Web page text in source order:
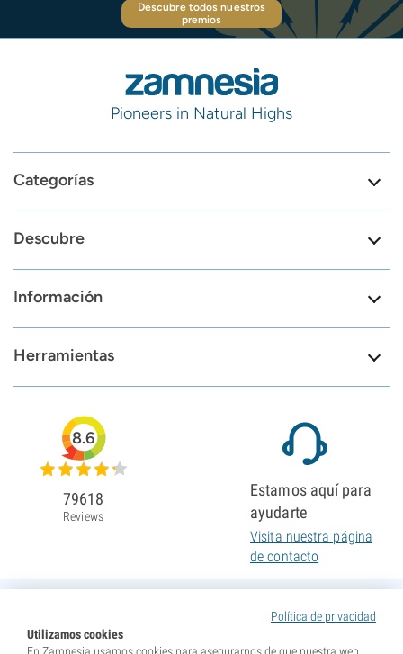
Descubre todos nuestros
premios
Pioneers in Natural Highs
Categorías
Descubre
Información
Herramientas
Política de privacidad
Utilizamos cookies
8.6
79618
Reviews
Estamos aquí para
ayudarte
Visita nuestra página
de contacto